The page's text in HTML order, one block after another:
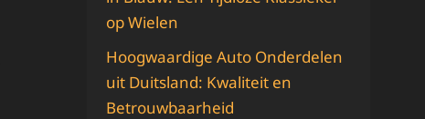
op Wielen
Hoogwaardige Auto Onderdelen
uit Duitsland: Kwaliteit en
Betrouwbaarheid